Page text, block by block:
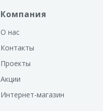
Компания
О нас
Контакты
Проекты
Акции
Интернет-магазин